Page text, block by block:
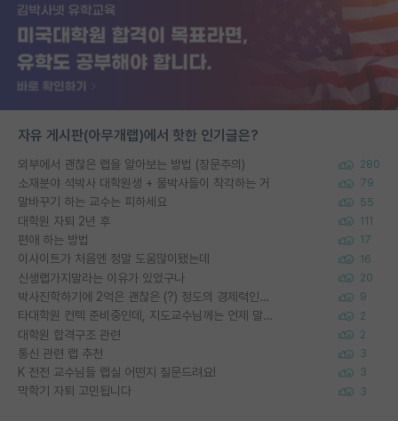
자유 게시판(아무개랩)에서 핫한 인기글은?
외부에서 괜찮은 랩을 알아보는 방법 (장문주의) 280
소재분야 석박사 대학원생 + 물박사들이 착각하는 거 79
말바꾸기 하는 교수는 피하세요 55
대학원 자퇴 2년 후 111
편애 하는 방법 17
이사이트가 처음엔 정말 도움많이됐는데 16
신생랩가지말라는 이유가 있었구나 20
박사진학하기에 2억은 괜찮은 (?) 정도의 경제력인가요 9
타대학원 컨텍 준비중인데, 지도교수님께는 언제 말씀드려야 할까요? 2
대학원 합격구조 관련 2
통신 관련 랩 추천 3
K 전전 교수님들 랩실 어떤지 질문드려요! 3
막학기 자퇴 고민됩니다 3